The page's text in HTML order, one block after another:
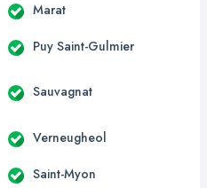
Marat
Puy Saint-Gulmier
Sauvagnat
Verneugheol
Saint-Myon